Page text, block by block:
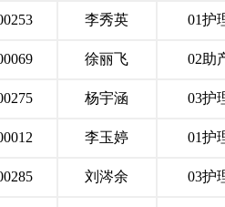
李秀英 01护
徐丽飞 02助
杨宇涵 03护
李玉婷 01护
刘涔余 03护